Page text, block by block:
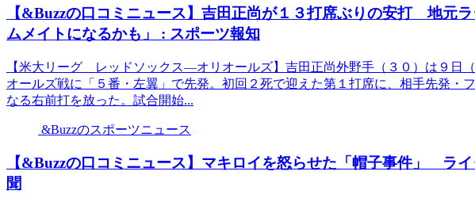
【&Buzzの口コミニュース】吉田正尚が１３打席ぶりの安打 地元
ムメイトになるかも」 : スポーツ報知
【米大リーグ レッドソックス―オリオールズ】吉田正尚外野手（３０）は９日
オールズ戦に「５番・左翼」で先発。初回２死で迎えた第１打席に、相手先発・
なる右前打を放った。試合開始...
&Buzzのスポーツニュース
【&Buzzの口コミニュース】マキロイを怒らせた「帽子事件」 ラ
聞